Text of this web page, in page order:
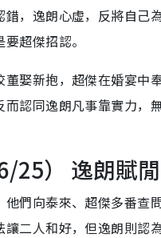
，逸朗心虛，反將自己
超傑招認。
娶新抱，超傑在婚宴中
認同逸朗凡事靠實力，
25） 逸朗賦
們向泰來、超傑多番查
二人和好，但逸朗則認